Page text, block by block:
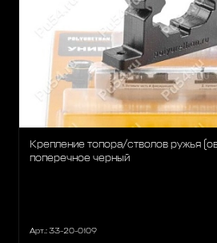
Крепление топора/стволов ружья
поперечное черный
Арт.: 33-20-0109